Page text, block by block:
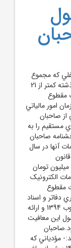
که مجموع
فروش خالص کالا يا ارائه خدمات آنها در سال گذشته کمتر از 21
مقطوع
امور مالياتي
عملکرد سال 1403 برخي از صاحبان
ماليات‌هاي مستقيم را به
صاحبان
آنها در سال
1403 حداکثر 150 برابر معافيت موضوع ماده 84 قانون
ماليات‌هاي مستقيم معادل مبلغ 21 ميليارد و 600 ميليون تومان
الکترونيک
مقطوع
دفاتر و اسناد
و مدارک موضوع قانون ماليات‌هاي مستقيم مصوب 1394 و ارائه
اين معافيت
مؤدياني که